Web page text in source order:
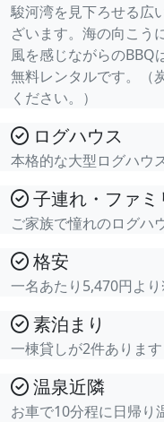
駿河湾を見下ろせる広
ざいます。海の向こう
風を感じながらのBBQ
無料レンタルです。（
ください。）
ログハウス
本格的な大型ログハウ
子連れ・ファミ
ご家族で憧れのログハ
格安
一名あたり5,470円よ
素泊まり
一棟貸しが2件あります
温泉近隣
お車で10分程に日帰り